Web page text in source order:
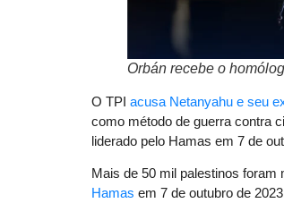
Orbán recebe o
O TPI acusa Netanyahu e seu
como método de guerra contra
liderado pelo Hamas em 7 de
Mais de 50 mil palestinos foram
Hamas em 7 de outubro de